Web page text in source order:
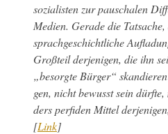
sozial­is­ten zur pauschalen
Medi­en. Ger­ade die Tat­sache,
sprachgeschichtliche
Großteil der­jeni­gen, die ihn
„besorgte Bürg­er“
gen, nicht bewusst sein
ders per­fi­den Mit­tel
[Link]